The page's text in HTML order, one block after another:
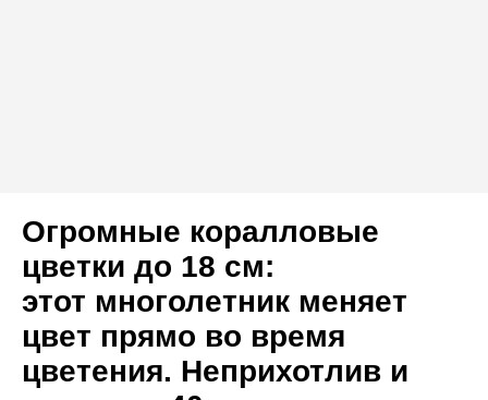
Огромные коралловые
цветки до 18 см:
этот многолетник меняет
цвет прямо во время
цветения. Неприхотлив и